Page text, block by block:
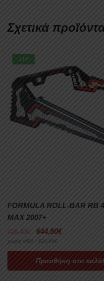
Σχετικά
-11%
FORMULA ROLL-BAR RB
MAX 2007+
725,40€ 644,80€
χωρίς ΦΠΑ : 520,00 €
Προσθήκη στο